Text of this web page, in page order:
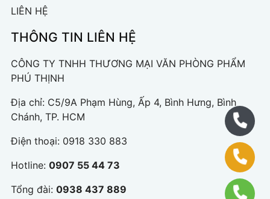
LIÊN HỆ
THÔNG TIN LIÊN HỆ
CÔNG TY TNHH THƯƠNG MẠI VĂN PHÒNG PHẨM
PHÚ THỊNH
Địa chỉ: C5/9A Phạm Hùng, Ấp 4, Bình Hưng, Bình
Chánh, TP. HCM
Điện thoại: 0918 330 883
Hotline: 0907 55 44 73
Tổng đài: 0938 437 889